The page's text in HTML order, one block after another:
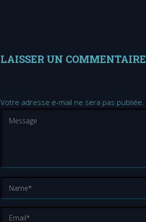
LAISSER UN COMMENTAIRE
Votre adresse e-mail ne sera pas publiée.